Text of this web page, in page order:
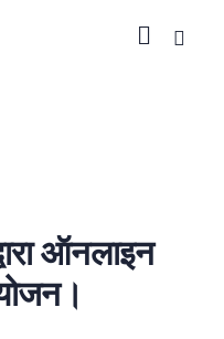
ऑनलाइन